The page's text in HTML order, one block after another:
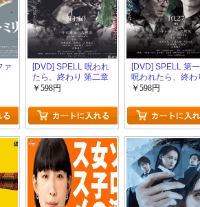
ァ
[DVD] SPELL 呪われ
たら、終わり 第二章
￥598円
[DVD] SPELL 第
呪われたら、終わ
￥598円